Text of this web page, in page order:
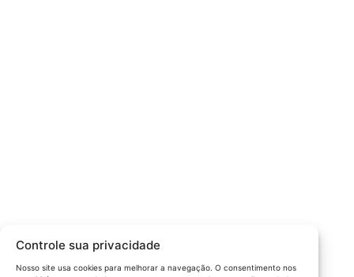
Controle sua privacidade
Nosso site usa cookies para melhorar a navegação. O consentimento nos
Rua Silva Jardim, 96 Lajeado, Rio Grande do Sul –